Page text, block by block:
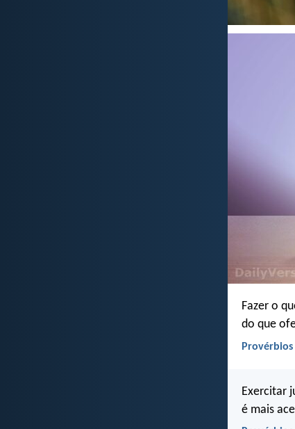
Fazer o
do que
Provérbios
Exercitar
é mais